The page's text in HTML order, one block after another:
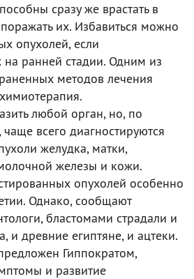
сразу же врастать в
их. Избавиться можно
опухолей, если
на ранней стадии. Одним из
методов лечения
любой орган, но, по
всего диагностируются
желудка, матки,
железы и кожи.
опухолей особенно
Однако, сообщают
бластомами страдали и
и древние египтяне, и ацтеки.
Гиппократом,
и развитие